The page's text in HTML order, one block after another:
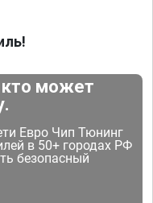
может
Евро Чип Тюнинг
в 50+ городах РФ
безопасный